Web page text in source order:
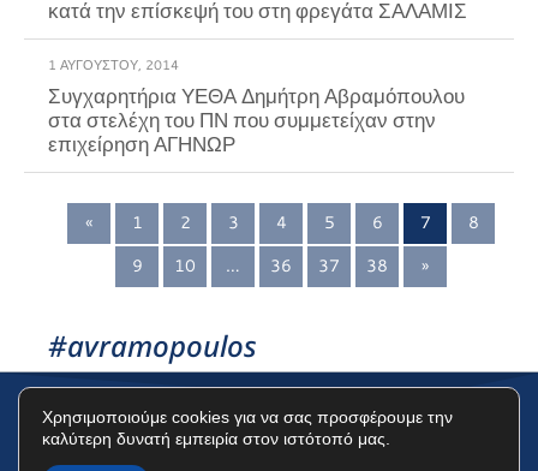
1 ΑΥΓΟΎΣΤΟΥ, 2014
Συγχαρητήρια ΥΕΘΑ Δημήτρη Αβραμόπουλου
στα στελέχη του ΠΝ που συμμετείχαν στην
επιχείρηση ΑΓΗΝΩΡ
« 1 2 3 4 5 6 7
8
9
10 … 36 37 38 »
#avramopoulos
Όροι ΧρήσηςΠολιτική Προστασίας Δεδομένων
Χρησιμοποιούμε cookies για να σας προσφέρουμε την
καλύτερη δυνατή εμπειρία στον ιστότοπό μας.